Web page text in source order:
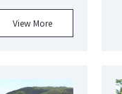
View More